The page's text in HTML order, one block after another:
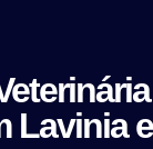
Lavinia